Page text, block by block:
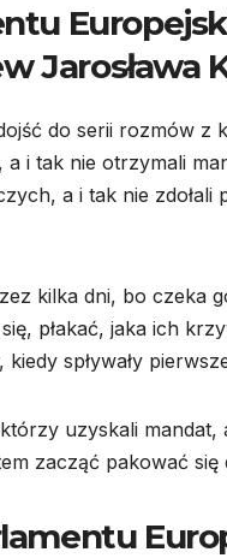
Jarosława
do serii rozmów
a i tak nie otrzymali
a i tak nie
kilka dni, bo czeka
płakać, jaka ich
spływały
uzyskali mandat,
zacząć pakować się